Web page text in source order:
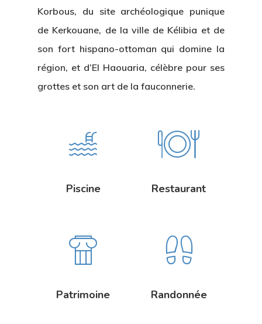
Korbous, du site archéologique punique
de Kerkouane, de la ville de Kélibia et de
son fort hispano-ottoman qui domine la
région, et d’El Haouaria, célèbre pour ses
grottes et son art de la fauconnerie.
Piscine Restaurant
Patrimoine Randonnée